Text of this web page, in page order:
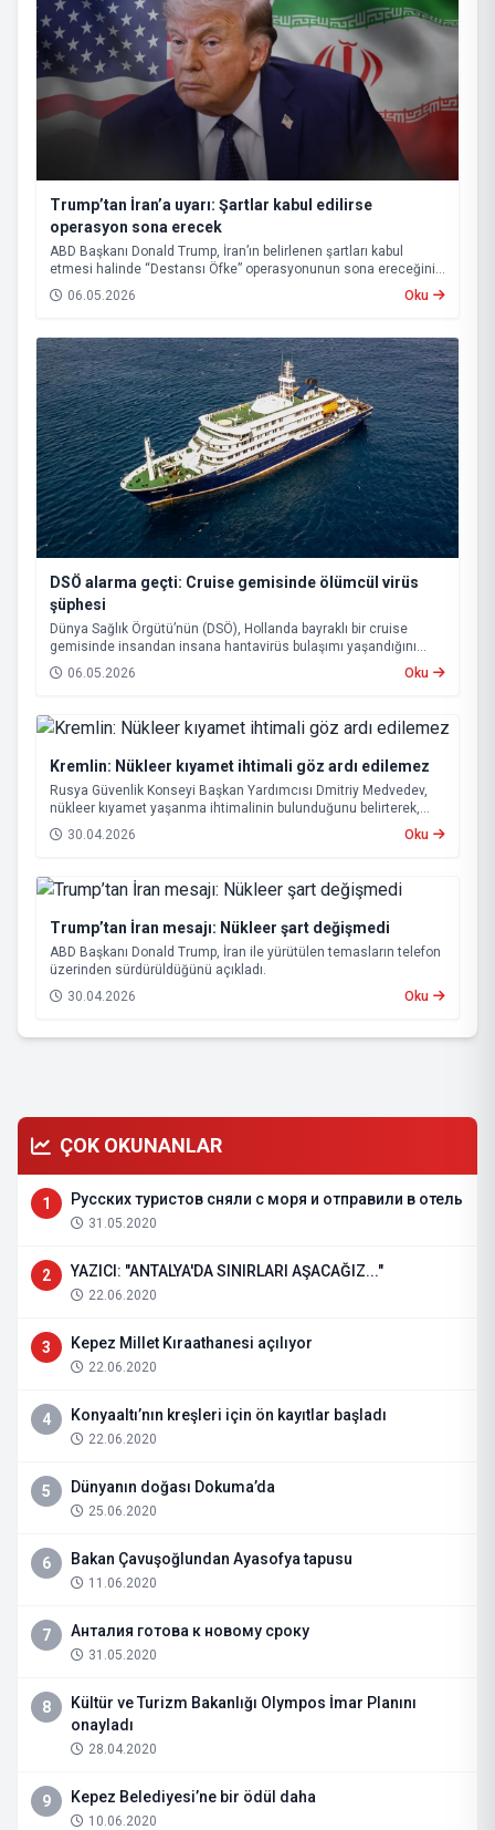
Trump’tan İran’a uyarı: Şartlar kabul edilirse
operasyon sona erecek
ABD Başkanı Donald Trump, İran’ın belirlenen şartları kabul
etmesi halinde “Destansı Öfke” operasyonunun sona ereceğini
ve Hürmüz Boğazı’nın yeniden açılacağını açıkladı.
06.05.2026 Oku
DSÖ alarma geçti: Cruise gemisinde ölümcül virüs
şüphesi
Dünya Sağlık Örgütü’nün (DSÖ), Hollanda bayraklı bir cruise
gemisinde insandan insana hantavirüs bulaşımı yaşandığını
açıklaması uluslararası endişeye yol açtı.
06.05.2026 Oku
Kremlin: Nükleer kıyamet ihtimali göz ardı edilemez
Rusya Güvenlik Konseyi Başkan Yardımcısı Dmitriy Medvedev,
nükleer kıyamet yaşanma ihtimalinin bulunduğunu belirterek,
“Buna hazırlıklı olunmalı” ifadelerini kullandı.
30.04.2026 Oku
Trump’tan İran mesajı: Nükleer şart değişmedi
ABD Başkanı Donald Trump, İran ile yürütülen temasların telefon
üzerinden sürdürüldüğünü açıkladı.
30.04.2026
Oku
ÇOK OKUNANLAR
1 Русских туристов сняли с моря и отправили в отель
31.05.2020
2 YAZICI: "ANTALYA'DA SINIRLARI AŞACAĞIZ..."
22.06.2020
3 Kepez Millet Kıraathanesi açılıyor
22.06.2020
4 Konyaaltı’nın kreşleri için ön kayıtlar başladı
22.06.2020
5 Dünyanın doğası Dokuma’da
25.06.2020
6 Bakan Çavuşoğlundan Ayasofya tapusu
11.06.2020
7 Анталия готова к новому сроку
31.05.2020
8
Kültür ve Turizm Bakanlığı Olympos İmar Planını
onayladı
28.04.2020
9 Kepez Belediyesi’ne bir ödül daha
10.06.2020